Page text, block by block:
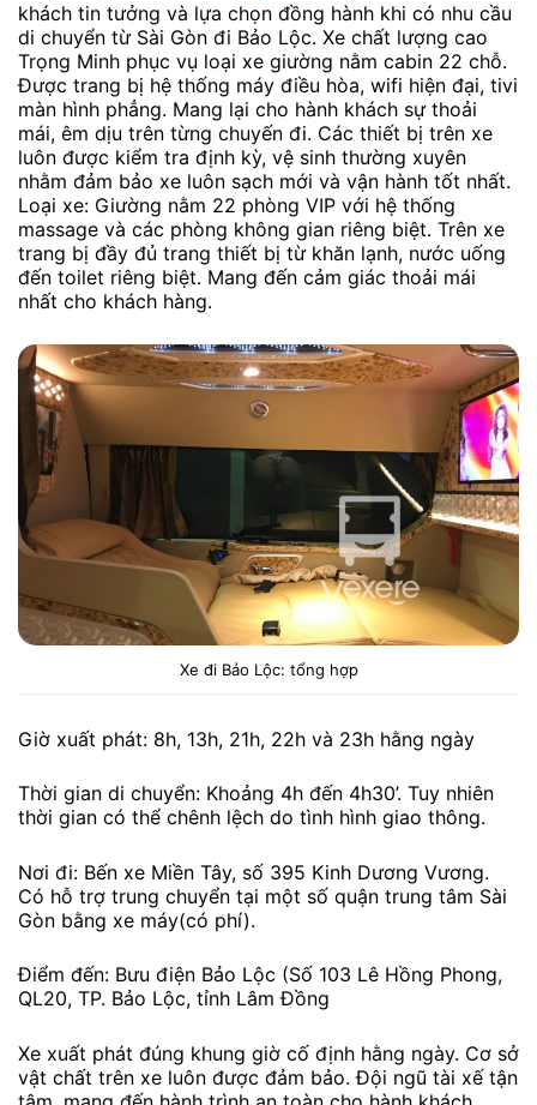
khách tin tưởng và lựa chọn đồng hành khi có nhu cầu
di chuyển từ Sài Gòn đi Bảo Lộc. Xe chất lượng cao
Trọng Minh phục vụ loại xe giường nằm cabin 22 chỗ.
Được trang bị hệ thống máy điều hòa, wifi hiện đại, tivi
màn hình phẳng. Mang lại cho hành khách sự thoải
mái, êm dịu trên từng chuyến đi. Các thiết bị trên xe
luôn được kiểm tra định kỳ, vệ sinh thường xuyên
nhằm đảm bảo xe luôn sạch mới và vận hành tốt nhất.
Loại xe: Giường nằm 22 phòng VIP với hệ thống
massage và các phòng không gian riêng biệt. Trên xe
trang bị đầy đủ trang thiết bị từ khăn lạnh, nước uống
đến toilet riêng biệt. Mang đến cảm giác thoải mái
nhất cho khách hàng.
Xe đi Bảo Lộc: tổng hợp
Giờ xuất phát: 8h, 13h, 21h, 22h và 23h hằng ngày
Thời gian di chuyển: Khoảng 4h đến 4h30’. Tuy nhiên
thời gian có thể chênh lệch do tình hình giao thông.
Nơi đi: Bến xe Miền Tây, số 395 Kinh Dương Vương.
Có hỗ trợ trung chuyển tại một số quận trung tâm Sài
Gòn bằng xe máy(có phí).
Điểm đến: Bưu điện Bảo Lộc (Số 103 Lê Hồng Phong,
QL20, TP. Bảo Lộc, tỉnh Lâm Đồng
Xe xuất phát đúng khung giờ cố định hằng ngày. Cơ sở
vật chất trên xe luôn được đảm bảo. Đội ngũ tài xế tận